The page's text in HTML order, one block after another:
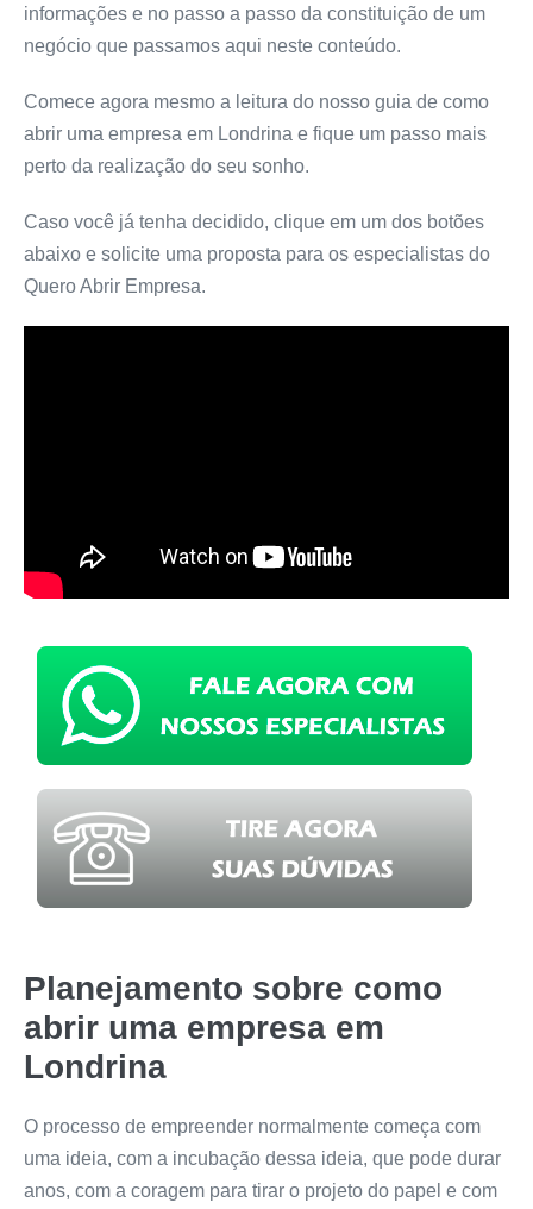
informações e no passo a passo da constituição de um
negócio que passamos aqui neste conteúdo.
Comece agora mesmo a leitura do nosso guia de como
abrir uma empresa em Londrina e fique um passo mais
perto da realização do seu sonho.
Caso você já tenha decidido, clique em um dos botões
abaixo e solicite uma proposta para os especialistas do
Quero Abrir Empresa.
Planejamento sobre como
abrir uma empresa em
Londrina
O processo de empreender normalmente começa com
uma ideia, com a incubação dessa ideia, que pode durar
anos, com a coragem para tirar o projeto do papel e com